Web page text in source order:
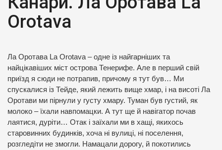
Orotava
Ла Оротава La Orotava – одне із найгарніших та
найцікавіших міст острова Тенерифе. Але в перший свій
приїзд я сюди не потрапив, причому я тут був… Ми
спускалися із Тейде, який лежить вище хмар, і на висоті Ла
Оротави ми пірнули у густу хмару. Туман був густий, як
молоко – їхали навпомацки. А тут ще й навігатор почав
лаятися, дуріти… Отак і заїхали ми в хащі, якихось
старовинних будинків, хоча ні вулиці, ні поселення,
розгледіти не змогли. Намацали дорогу, й покотились